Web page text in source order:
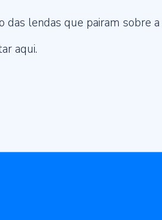
lendas que pairam sobre
aqui.